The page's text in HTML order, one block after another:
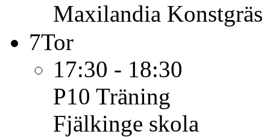
Maxilandia Konstgräs
7Tor
17:30 - 18:30
P10 Träning
Fjälkinge skola